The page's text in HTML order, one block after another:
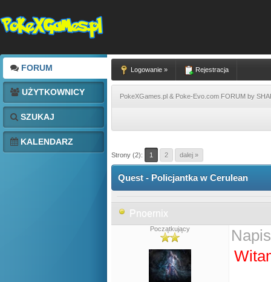
FORUM
UŻYTKOWNICY
SZUKAJ
KALENDARZ
Logowanie » Rejestracja
PokeXGames.pl & Poke-Evo.com FORUM by
Strony (2): 1 2 dalej »
Quest - Policjantka w Cerulean
Pnoernix
Początkujący